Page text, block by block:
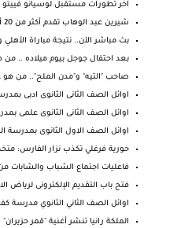
آخر تطورات مستقبل لوسيانو
شيرين عبد الوهاب تقدم أكثر من 20 أغنية فى حفلها بج...
بث مباشر الآن.. نتيجة مباراة الأهلي
بعد احتفال جوجل بيوم ميلاده ..
صاحب "التيه" و"مدن الملح".. من هو
اوائل الصف الثانى الثانوى ادبى
اوائل الصف الثانى الثانوى علمى
اوائل الصف الاول الثانوى بمدرسة
حورية فرغلي تكذب نزار الفارس:
فاعليات اجتماع الشباب والشابات
فتح باب التقديم الإلكترونى لرياض
اوائل الصف الثاني الثانوي مدرسة كفر
الملكة رانيا تنشر أغنية "قمر